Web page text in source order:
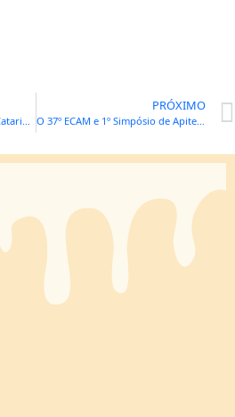
XXIII Feira do Mel de Santa Catarina em Florianópolis
PRÓXIMO
O 37º ECAM e 1º Simpósio de Apiterapia foi um grande sucesso